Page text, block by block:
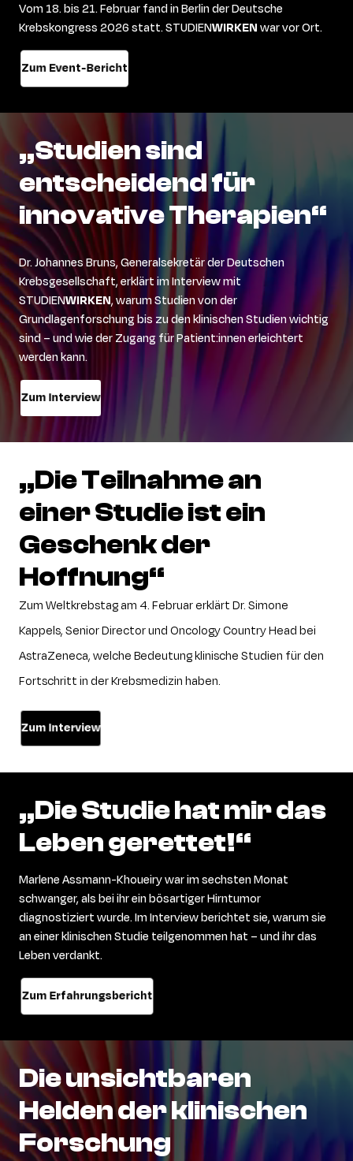
Vom 18. bis 21. Februar fand in Berlin der Deutsche
Krebskongress 2026 statt. STUDIENWIRKENwar vor Ort.
Zum Event-Bericht
„Studiensind
entscheidendfür
innovativeTherapien“
Dr. Johannes Bruns, Generalsekretär der Deutschen
Krebsgesellschaft, erklärt im Interview mit
STUDIENWIRKEN, warum Studien von der
Grundlagenforschung bis zu den klinischen Studien wichtig
sind – und wie der Zugang für Patient:innen erleichtert
werden kann.
Zum Interview
„DieTeilnahmean
einerStudieistein
Geschenkder
Hoffnung“
ZumWeltkrebstagam 4.FebruarerklärtDr.Simone
Kappels,SeniorDirectorundOncologyCountryHeadbei
AstraZeneca,welcheBedeutungklinischeStudien fürden
Fortschrittin derKrebsmedizinhaben.
Zum Interview
„DieStudiehatmirdas
Lebengerettet!“
Marlene Assmann-Khoueiry war im sechsten Monat
schwanger, als bei ihr ein bösartiger Hirntumor
diagnostiziert wurde. Im Interview berichtet sie, warum sie
an einer klinischen Studie teilgenommen hat – und ihr das
Leben verdankt.
Zum Erfahrungsbericht
Dieunsichtbaren
Heldenderklinischen
Forschung